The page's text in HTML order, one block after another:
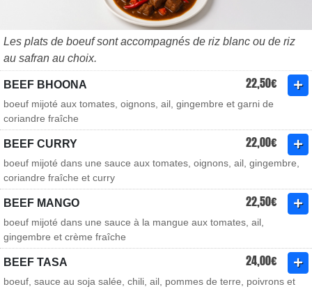
Les plats de boeuf sont accompagnés de riz blanc ou de riz
au safran au choix.
BEEF BHOONA 22,50€
boeuf mijoté aux tomates, oignons, ail, gingembre et garni de
coriandre fraîche
BEEF CURRY 22,00€
boeuf mijoté dans une sauce aux tomates, oignons, ail, gingembre,
coriandre fraîche et curry
BEEF MANGO 22,50€
boeuf mijoté dans une sauce à la mangue aux tomates, ail,
gingembre et crème fraîche
BEEF TASA 24,00€
boeuf, sauce au soja salée, chili, ail, pommes de terre, poivrons et